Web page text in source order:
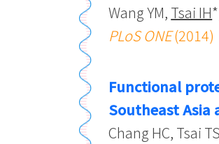
Wang YM, Tsai IH
PLoS ONE(2014)
Functional
Southeast Asia
Chang HC, Tsai